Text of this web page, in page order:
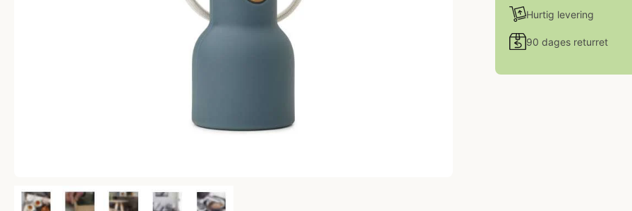
Hurtig levering
90 dages returret